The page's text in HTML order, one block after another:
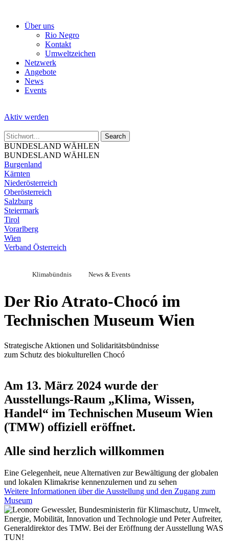
Über uns
Rio Negro
Kontakt
Umweltzeichen
Netzwerk
Angebote
News
Events
Aktiv werden
BUNDESLAND WÄHLEN
BUNDESLAND WÄHLEN
Burgenland
Kärnten
Niederösterreich
Oberösterreich
Salzburg
Steiermark
Tirol
Vorarlberg
Wien
Verband Österreich
Klimabündnis News & Events
Der Rio Atrato-Chocó im
Technischen Museum Wien
Strategische Aktionen und Solidaritätsbündnisse
zum Schutz des biokulturellen Chocó
Am 13. März 2024 wurde der
Ausstellungs-Raum „Klima, Wissen,
Handel“ im Technischen Museum Wien
(TMW) offiziell eröffnet.
Alle sind herzlich willkommen
Eine Gelegenheit, neue Alternativen zur Bewältigung der globalen
und lokalen Klimakrise kennenzulernen und zu sehen
Weitere Informationen über die Ausstellung und den Zugang zum
Museum